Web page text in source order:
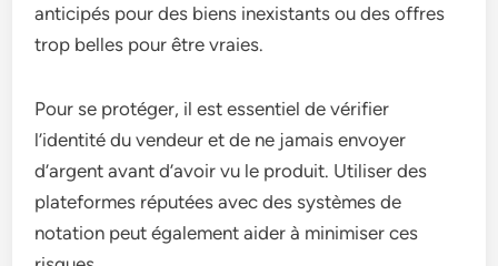
anticipés pour des biens inexistants ou des offres
trop belles pour être vraies.
Pour se protéger, il est essentiel de vérifier
l’identité du vendeur et de ne jamais envoyer
d’argent avant d’avoir vu le produit. Utiliser des
plateformes réputées avec des systèmes de
notation peut également aider à minimiser ces